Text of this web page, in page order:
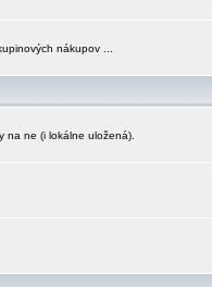
nákupov ...
na ne (i lokálne uložená).